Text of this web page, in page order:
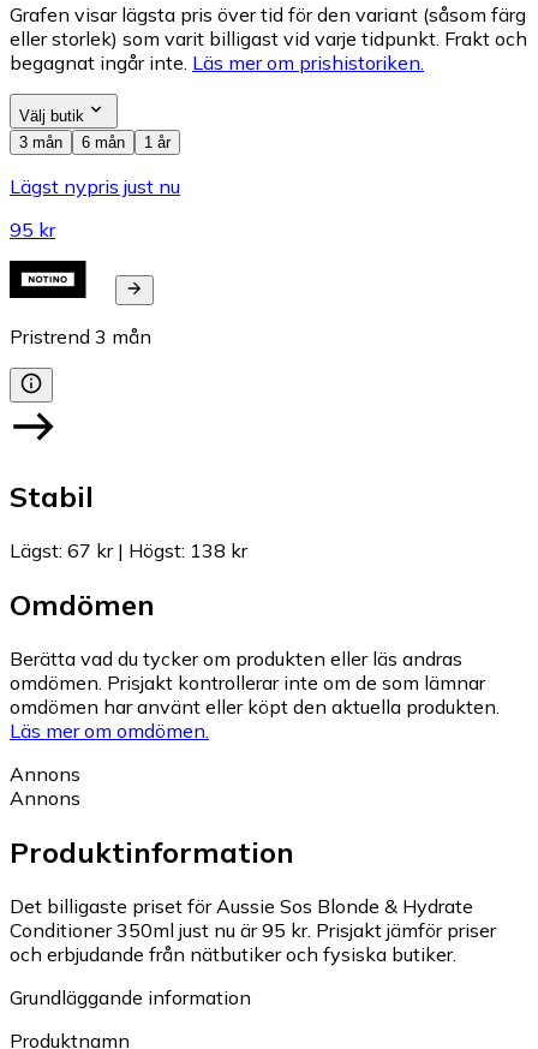
Grafen visar lägsta pris över tid för den variant (såsom färg
eller storlek) som varit billigast vid varje tidpunkt. Frakt och
begagnat ingår inte. Läs mer om prishistoriken.
Välj butik
3 mån
6 mån 1 år
Lägst nypris just nu
95 kr
Pristrend 3 mån
Stabil
Lägst: 67 kr| Högst: 138 kr
Omdömen
Berätta vad du tycker om produkten eller läs andras
omdömen. Prisjakt kontrollerar inte om de som lämnar
omdömen har använt eller köpt den aktuella produkten.
Läs mer om omdömen.
Annons
Annons
Produktinformation
Det billigaste priset för Aussie Sos Blonde & Hydrate
Conditioner 350ml just nu är 95 kr. Prisjakt jämför priser
och erbjudande från nätbutiker och fysiska butiker.
Grundläggande information
Produktnamn